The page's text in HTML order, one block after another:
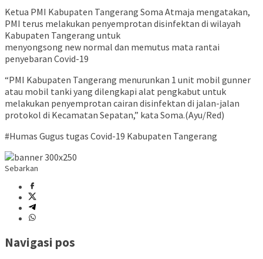
Ketua PMI Kabupaten Tangerang Soma Atmaja mengatakan,
PMI terus melakukan penyemprotan disinfektan di wilayah
Kabupaten Tangerang untuk
menyongsong new normal dan memutus mata rantai
penyebaran Covid-19
“PMI Kabupaten Tangerang menurunkan 1 unit mobil gunner
atau mobil tanki yang dilengkapi alat pengkabut untuk
melakukan penyemprotan cairan disinfektan di jalan-jalan
protokol di Kecamatan Sepatan,” kata Soma.(Ayu/Red)
#Humas Gugus tugas Covid-19 Kabupaten Tangerang
Sebarkan
Navigasi pos